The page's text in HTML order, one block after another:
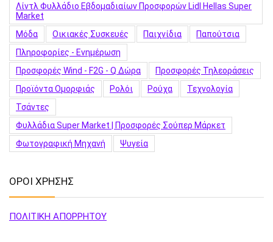
Λίντλ Φυλλάδιο Εβδομαδιαίων Προσφορών Lidl Hellas Super
Market
Μόδα
Οικιακές Συσκευές Παιχνίδια
Παπούτσια
Πληροφορίες - Ενημέρωση
Προσφορές Wind - F2G - Q Δώρα
Προσφορές Τηλεοράσεις
Προϊόντα Ομορφιάς
Ρολόι Ρούχα
Τεχνολογία
Τσάντες
Φυλλάδια Super Market | Προσφορές Σούπερ Μάρκετ
Φωτογραφική Μηχανή
Ψυγεία
ΟΡΟΙ ΧΡΗΣΗΣ
ΠΟΛΙΤΙΚΗ ΑΠΟΡΡΗΤΟΥ